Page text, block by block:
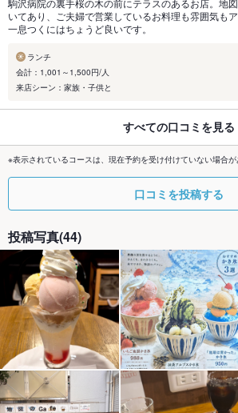
いてあり、ご夫婦で営業しているお料理も雰囲気も
一息つくにはちょうど良いです。
ランチ
会計：1,001～1,500円/人
来店シーン：家族・子供と
すべての口コミを見る
※表示されているコースは、現在予約を受け付けていない場合が
口コミを投稿する
投稿写真(44)